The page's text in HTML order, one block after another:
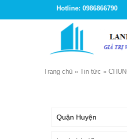
Hotline: 0986866790
Trang chủ » Tin tức »